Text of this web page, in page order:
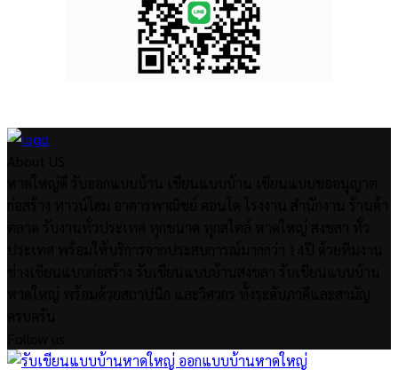
Facebook
Twitter
Instagram
Pinterest
Youtube